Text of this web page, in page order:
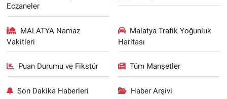
Eczaneler
MALATYA Namaz
Vakitleri
Malatya Trafik Yoğunluk
Haritası
Puan Durumu ve Fikstür Tüm Manşetler
Son Dakika Haberleri Haber Arşivi